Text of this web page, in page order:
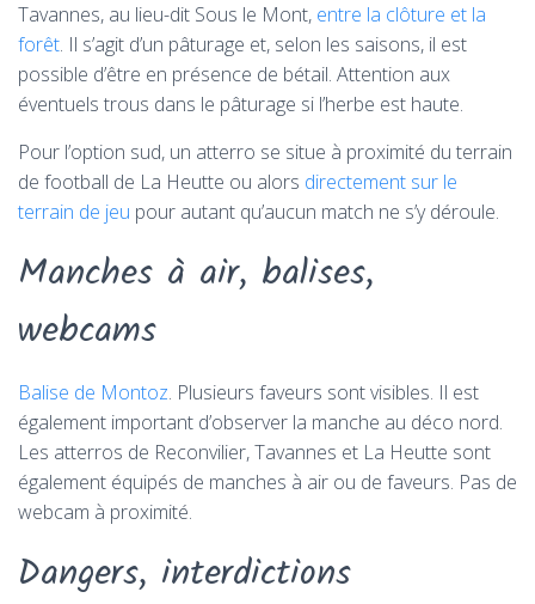
Tavannes, au lieu-dit Sous le Mont, entre la clôture et la
forêt. Il s’agit d’un pâturage et, selon les saisons, il est
possible d’être en présence de bétail. Attention aux
éventuels trous dans le pâturage si l’herbe est haute.
Pour l’option sud, un atterro se situe à proximité du terrain
de football de La Heutte ou alors directement sur le
terrain de jeu pour autant qu’aucun match ne s’y déroule.
Manches à air, balises,
webcams
Balise de Montoz. Plusieurs faveurs sont visibles. Il est
également important d’observer la manche au déco nord.
Les atterros de Reconvilier, Tavannes et La Heutte sont
également équipés de manches à air ou de faveurs. Pas de
webcam à proximité.
Dangers, interdictions